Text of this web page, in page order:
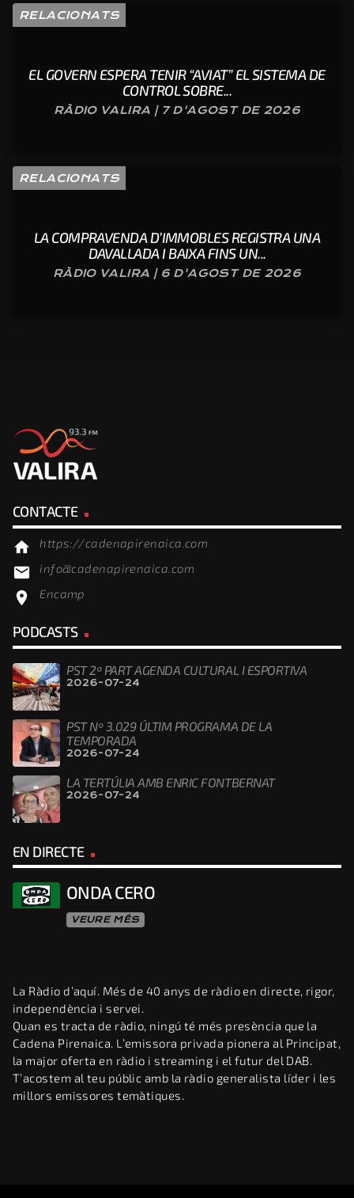
RELACIONATS
EL GOVERN ESPERA TENIR “AVIAT” EL SISTEMA DE
CONTROL SOBRE...
RÀDIO VALIRA | 7 D'AGOST DE 2026
RELACIONATS
LA COMPRAVENDA D’IMMOBLES REGISTRA UNA
DAVALLADA I BAIXA FINS UN...
RÀDIO VALIRA | 6 D'AGOST DE 2026
CONTACTE
home https://cadenapirenaica.com
email info@cadenapirenaica.com
location_on Encamp
PODCASTS
PST 2ª PART AGENDA CULTURAL I ESPORTIVA
2026-07-24
PST Nº 3.029 ÚLTIM PROGRAMA DE LA
TEMPORADA
2026-07-24
LA TERTÚLIA AMB ENRIC FONTBERNAT
2026-07-24
EN DIRECTE
ONDA CERO
VEURE MÉS
La Ràdio d’aquí. Més de 40 anys de ràdio en directe, rigor,
independència i servei.
Quan es tracta de ràdio, ningú té més presència que la
Cadena Pirenaica. L’emissora privada pionera al Principat,
la major oferta en ràdio i streaming i el futur del DAB.
T’acostem al teu públic amb la ràdio generalista líder i les
millors emissores temàtiques.